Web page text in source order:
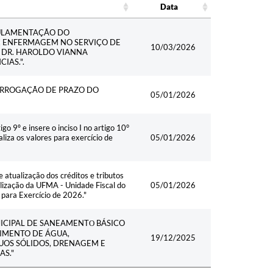
Data
DO
NO SERVIÇO DE
HAROLDO VIANNA
10/03/2026
DE PRAZO DO
05/01/2026
9º e insere o inciso I no artigo 10°
os valores para exercício de
05/01/2026
atualização dos créditos e tributos
da UFMA - Unidade Fiscal do
Exercício de 2026."
05/01/2026
DE SANEAMENTО BÁSICO
DE ÁGUA,
SÓLIDOS, DRENAGEM E
19/12/2025